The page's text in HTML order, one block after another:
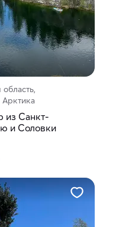
Арктика
из Санкт-
и Соловки